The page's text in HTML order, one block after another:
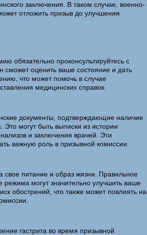
заключения. В таком случае, военно-
отложить призыв до улучшения
обязательно проконсультируйтесь с
сможет оценить ваше состояние и дать
что может помочь в случае
медицинских справок.
документы, подтверждающие наличие
Это могут быть выписки из истории
и заключения врачей. Эти
важную роль в призывной комиссии.
свое питание и образ жизни. Правильное
режима могут значительно улучшить ваше
обострений, что также может повлиять на
гастрита во время призывной